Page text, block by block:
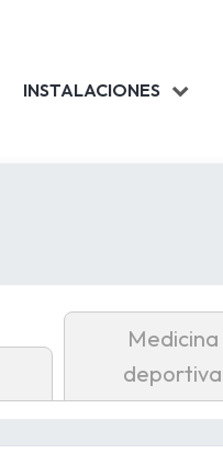
INSTALACIONES
Medicina
deportiva